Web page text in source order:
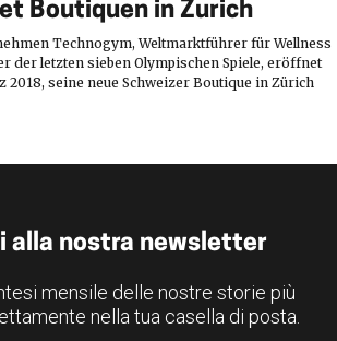
Boutiquen in Zurich
Technogym, Weltmarktführer für Wellness
der letzten sieben Olympischen Spiele, eröffnet
2018, seine neue Schweizer Boutique in Zürich
alla nostra newsletter
mensile delle nostre storie più
nella tua casella di posta.